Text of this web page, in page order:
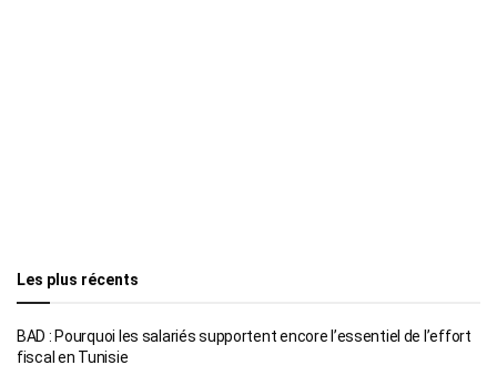
Les plus récents
BAD : Pourquoi les salariés supportent encore l’essentiel de l’effort
fiscal en Tunisie